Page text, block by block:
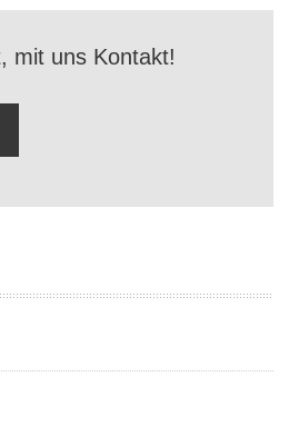
mit uns Kontakt!